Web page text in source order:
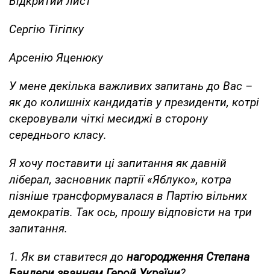
Сергію Тігіпку
Арсенію Яценюку
У мене декілька важливих запитань до Вас –
як до колишніх кандидатів у президенти, котрі
скеровували чіткі месиджі в сторону
середнього класу.
Я хочу поставити ці запитання як давній
ліберал, засновник партії «Яблуко», котра
пізніше трансформувалася в Партію вільних
демократів. Так ось, прошу відповісти на три
запитання.
1. Як ви ставитеся до нагородження Степана